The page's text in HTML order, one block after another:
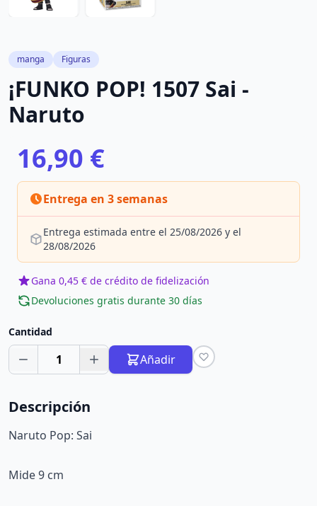
manga Figuras
¡FUNKO POP! 1507 Sai -
Naruto
16,90 €
Entrega en 3 semanas
Entrega estimada entre el 25/08/2026 y el
28/08/2026
Gana 0,45 € de crédito de fidelización
Devoluciones gratis durante 30 días
Cantidad
1 Añadir
Descripción
Naruto Pop: Sai
Mide 9 cm